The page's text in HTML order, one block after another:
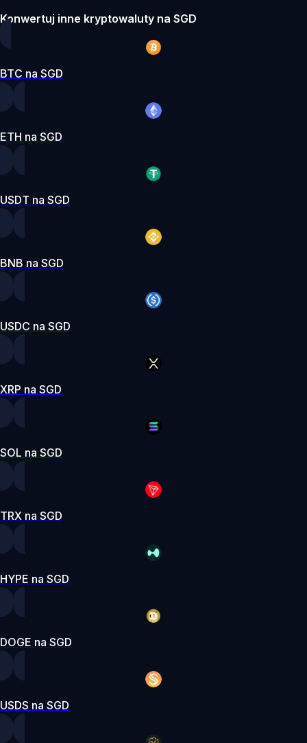
Konwertuj inne kryptowaluty na SGD
BTC na SGD
ETH na SGD
USDT na SGD
BNB na SGD
USDC na SGD
XRP na SGD
SOL na SGD
TRX na SGD
HYPE na SGD
DOGE na SGD
USDS na SGD